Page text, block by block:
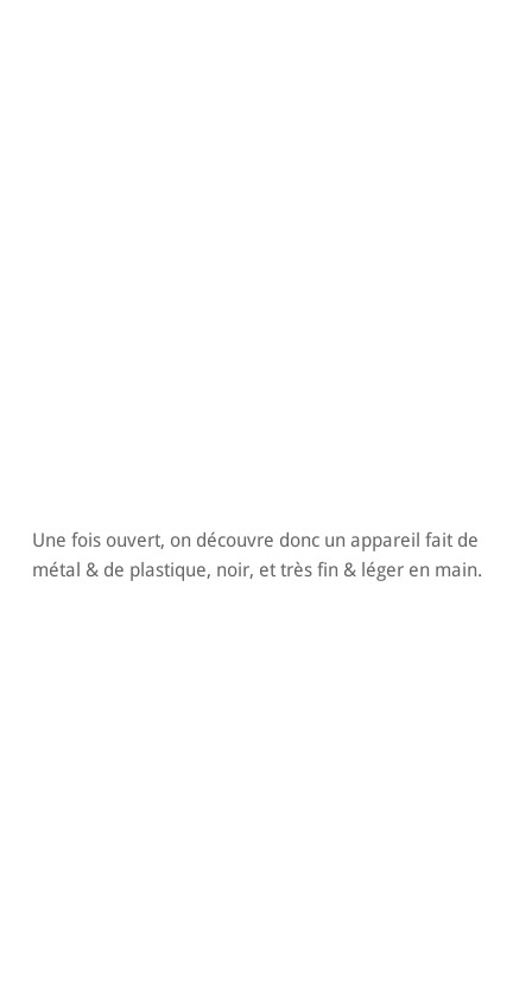
Une fois ouvert, on découvre donc un appareil fait de
métal & de plastique, noir, et très fin & léger en main.